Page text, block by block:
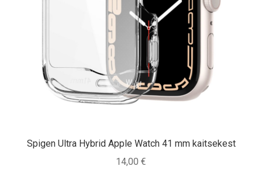
Spigen Ultra Hybrid Apple Watch 41 mm kaitsekest
14,00 €